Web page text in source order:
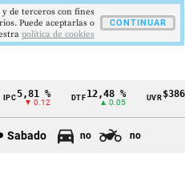
5,81 %
▼ 0.12
DTF12,48 %
▲ 0.05
UVR
Sabado no no
de terceros con fines
Puede aceptarlas o
politica de cookies
CONTINUAR